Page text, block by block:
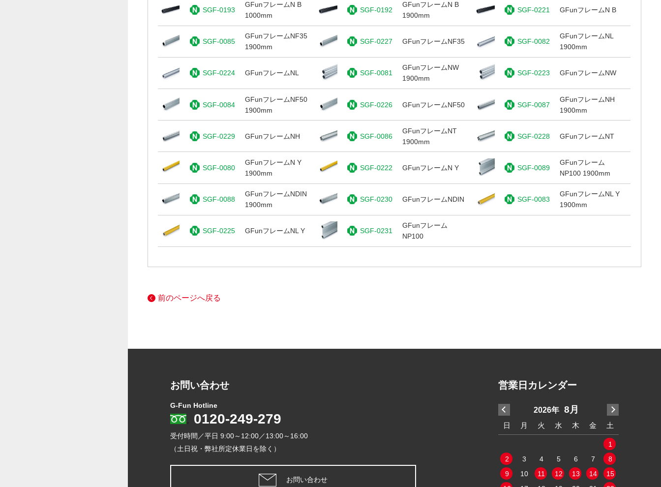
SGF-0193
GFunフレームN B
1000mm
SGF-0192
GFunフレームN B
1900mm
SGF-0221 GFunフレームN B
SGF-0085
GFunフレームNF35
1900mm
SGF-0227 GFunフレームNF35 SGF-0082
GFunフレームNL
1900mm
SGF-0224 GFunフレームNL SGF-0081
GFunフレームNW
1900mm
SGF-0223 GFunフレームNW
SGF-0084
GFunフレームNF50
1900mm
SGF-0226 GFunフレームNF50 SGF-0087
GFunフレームNH
1900mm
SGF-0229 GFunフレームNH SGF-0086
GFunフレームNT
1900mm
SGF-0228 GFunフレームNT
SGF-0080
GFunフレームN Y
1900mm
SGF-0222 GFunフレームN Y SGF-0089
GFunフレーム
NP100 1900mm
SGF-0088
GFunフレームNDIN
1900mm
SGF-0230 GFunフレームNDIN SGF-0083
GFunフレームNL Y
1900mm
SGF-0225 GFunフレームNL Y SGF-0231
GFunフレーム
NP100
前のページへ戻る
営業日カレンダー
2026年 8月
日 月 火 水 木 金 土
1
2
3 4 5 6 7
8
9
10 11 12 13 14
15
お問い合わせ
G-Fun Hotline
0120-249-279
受付時間／平日 9:00～12:00／13:00～16:00
（土日祝・弊社所定休業日を除く）
お問い合わせ